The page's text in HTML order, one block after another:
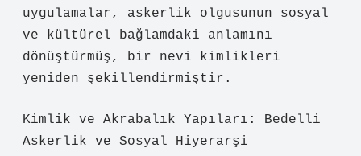
uygulamalar, askerlik olgusunun sosyal
ve kültürel bağlamdaki anlamını
dönüştürmüş, bir nevi kimlikleri
yeniden şekillendirmiştir.
Kimlik ve Akrabalık Yapıları: Bedelli
Askerlik ve Sosyal Hiyerarşi